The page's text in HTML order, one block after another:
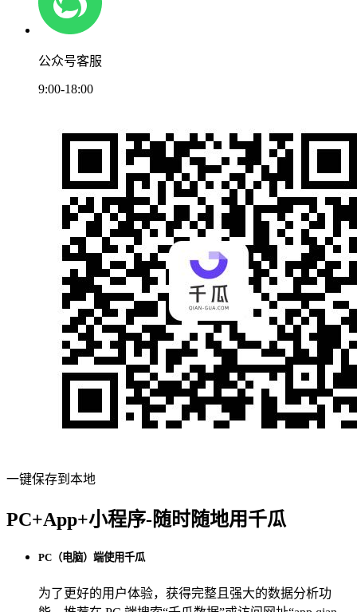
公众号客服
9:00-18:00
一键保存到本地
PC+App+小程序-随时随地用千瓜
PC（电脑）端使用千瓜
为了更好的用户体验，获得完整且强大的数据分析功